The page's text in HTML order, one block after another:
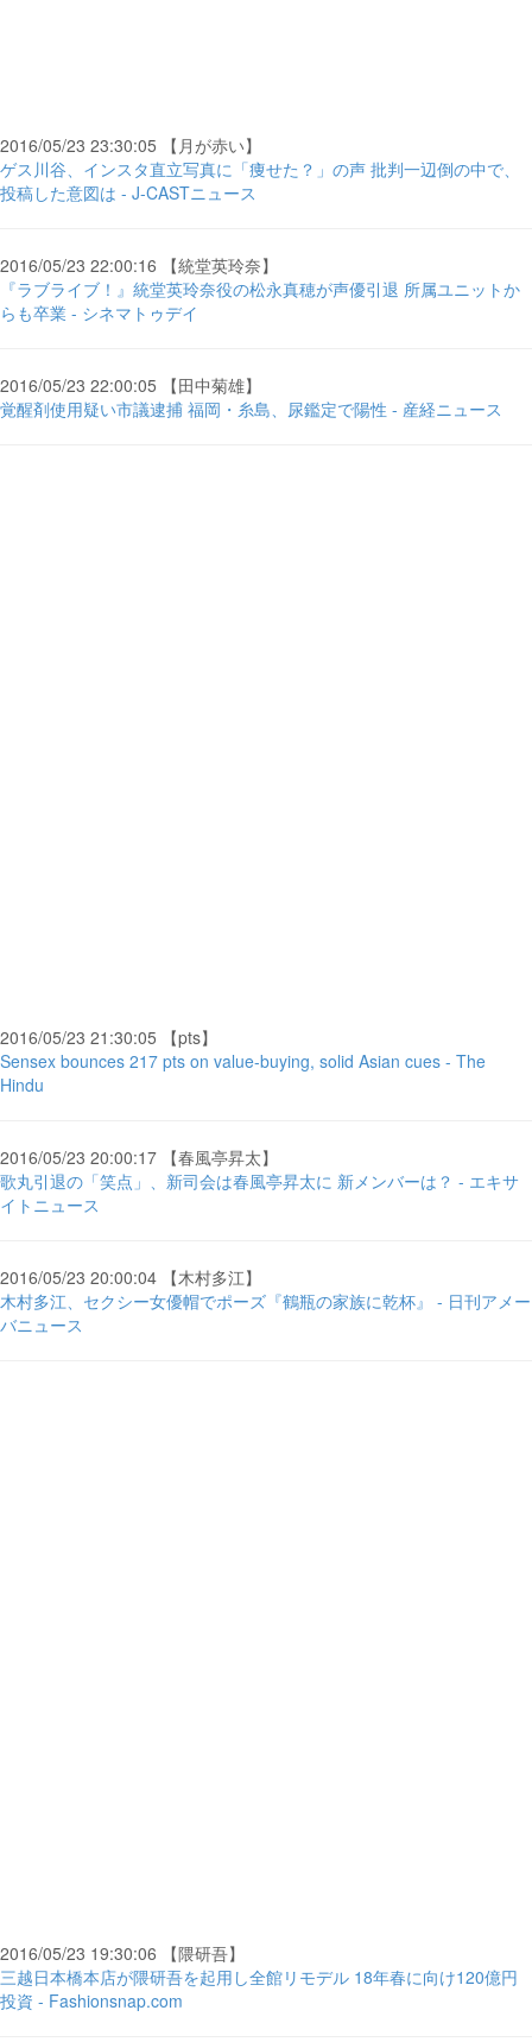
2016/05/23 23:30:05 【月が赤い】
ゲス川谷、インスタ直立写真に「痩せた？」の声 批判一辺倒の中で、
投稿した意図は - J-CASTニュース
2016/05/23 22:00:16 【統堂英玲奈】
『ラブライブ！』統堂英玲奈役の松永真穂が声優引退 所属ユニットか
らも卒業 - シネマトゥデイ
2016/05/23 22:00:05 【田中菊雄】
覚醒剤使用疑い市議逮捕 福岡・糸島、尿鑑定で陽性 - 産経ニュース
2016/05/23 21:30:05 【pts】
Sensex bounces 217 pts on value-buying, solid Asian cues - The
Hindu
2016/05/23 20:00:17 【春風亭昇太】
歌丸引退の「笑点」、新司会は春風亭昇太に 新メンバーは？ - エキサ
イトニュース
2016/05/23 20:00:04 【木村多江】
木村多江、セクシー女優帽でポーズ『鶴瓶の家族に乾杯』 - 日刊アメー
バニュース
2016/05/23 19:30:06 【隈研吾】
三越日本橋本店が隈研吾を起用し全館リモデル 18年春に向け120億円
投資 - Fashionsnap.com